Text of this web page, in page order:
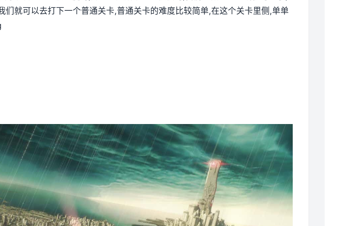
就可以去打下一个普通关卡,普通关卡的难度比较简单,在这个关卡里侧,单单